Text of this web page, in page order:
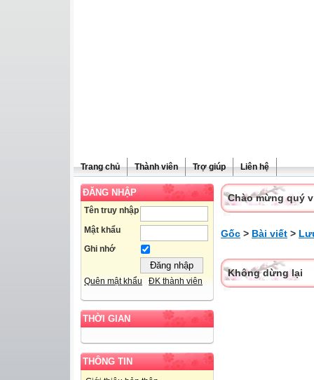
Trang chủ Thành viên Trợ giúp Liên hệ
ĐĂNG NHẬP
Tên truy nhập
Mật khẩu
Ghi nhớ
Quên mật khẩu ĐK thành viên
THỜI GIAN
THÔNG TIN
Chào mừng quý
Gốc > Bài viết >
Không dừng lại